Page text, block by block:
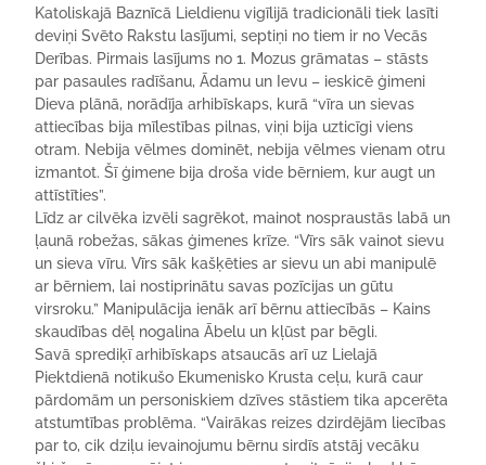
Katoliskajā Baznīcā Lieldienu vigīlijā tradicionāli tiek lasīti
deviņi Svēto Rakstu lasījumi, septiņi no tiem ir no Vecās
Derības. Pirmais lasījums no 1. Mozus grāmatas – stāsts
par pasaules radīšanu, Ādamu un Ievu – ieskicē ģimeni
Dieva plānā, norādīja arhibīskaps, kurā “vīra un sievas
attiecības bija mīlestības pilnas, viņi bija uzticīgi viens
otram. Nebija vēlmes dominēt, nebija vēlmes vienam otru
izmantot. Šī ģimene bija droša vide bērniem, kur augt un
attīstīties”.
Līdz ar cilvēka izvēli sagrēkot, mainot nospraustās labā un
ļaunā robežas, sākas ģimenes krīze. “Vīrs sāk vainot sievu
un sieva vīru. Vīrs sāk kašķēties ar sievu un abi manipulē
ar bērniem, lai nostiprinātu savas pozīcijas un gūtu
virsroku.” Manipulācija ienāk arī bērnu attiecībās – Kains
skaudības dēļ nogalina Ābelu un kļūst par bēgli.
Savā sprediķī arhibīskaps atsaucās arī uz Lielajā
Piektdienā notikušo Ekumenisko Krusta ceļu, kurā caur
pārdomām un personiskiem dzīves stāstiem tika apcerēta
atstumtības problēma. “Vairākas reizes dzirdējām liecības
par to, cik dziļu ievainojumu bērnu sirdīs atstāj vecāku